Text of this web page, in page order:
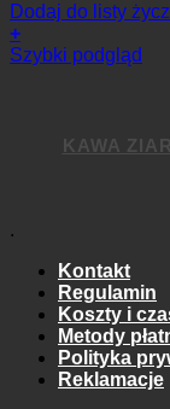
Dodaj do listy
+
Szybki podgląd
KAWA
.
Kontakt
Regulamin
Koszty i
Metody
Polityka
Reklamacje